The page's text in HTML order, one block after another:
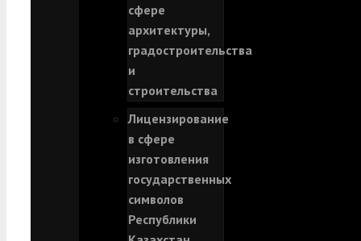
сфере
архитектуры,
градостроительства
и
строительства
Лицензирование
в сфере
изготовления
государственных
символов
Республики